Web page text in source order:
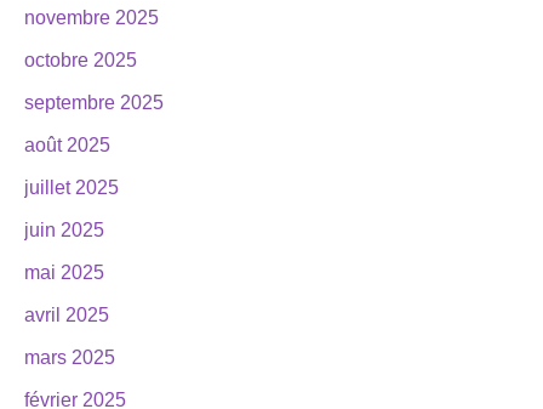
novembre 2025
octobre 2025
septembre 2025
août 2025
juillet 2025
juin 2025
mai 2025
avril 2025
mars 2025
février 2025